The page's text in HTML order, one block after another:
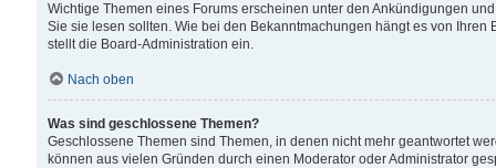
Wichtige Themen eines Forums erscheinen unter den Ankündigungen
Sie sie lesen sollten. Wie bei den Bekanntmachungen hängt es von
stellt die Board-Administration ein.
Nach oben
Was sind geschlossene Themen?
Geschlossene Themen sind Themen, in denen nicht mehr geantwortet
können aus vielen Gründen durch einen Moderator oder Administrator